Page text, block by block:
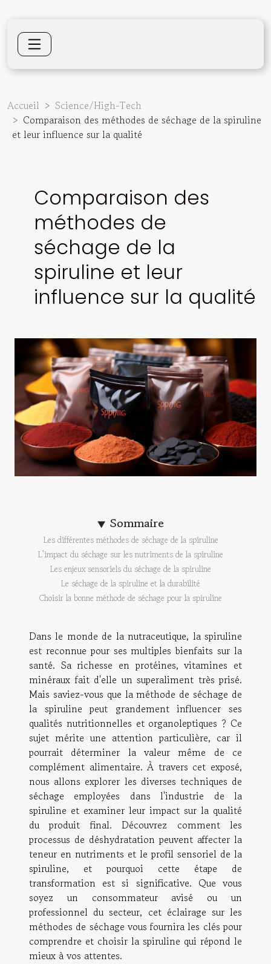
Accueil
Science/High-Tech
Comparaison des méthodes de séchage de la spiruline
et leur influence sur la qualité
Comparaison des
méthodes de
séchage de la
spiruline et leur
influence sur la qualité
Sommaire
Les différentes méthodes de séchage de la spiruline
L'impact du séchage sur les nutriments de la spiruline
Les enjeux sensoriels du séchage de la spiruline
Le séchage de la spiruline et la durabilité
Choisir la bonne méthode de séchage pour la spiruline
Dans le monde de la nutraceutique, la spiruline
est reconnue pour ses multiples bienfaits sur la
santé. Sa richesse en protéines, vitamines et
minéraux fait d'elle un superaliment très prisé.
Mais saviez-vous que la méthode de séchage de
la spiruline peut grandement influencer ses
qualités nutritionnelles et organoleptiques ? Ce
sujet mérite une attention particulière, car il
pourrait déterminer la valeur même de ce
complément alimentaire. À travers cet exposé,
nous allons explorer les diverses techniques de
séchage employées dans l'industrie de la
spiruline et examiner leur impact sur la qualité
du produit final. Découvrez comment les
processus de déshydratation peuvent affecter la
teneur en nutriments et le profil sensoriel de la
spiruline, et pourquoi cette étape de
transformation est si significative. Que vous
soyez un consommateur avisé ou un
professionnel du secteur, cet éclairage sur les
méthodes de séchage vous fournira les clés pour
comprendre et choisir la spiruline qui répond le
mieux à vos attentes.